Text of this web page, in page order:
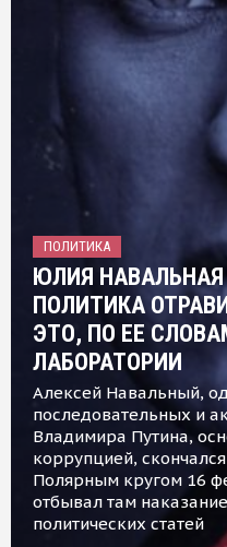
ПОЛИТИКА
ЮЛИЯ
ПОЛИТИКА
ЭТО, ПО ЕЕ
ЛАБОРАТОРИИ
Алексей Навальный,
последовательных и
Владимира Путина,
коррупцией,
Полярным кругом 16
отбывал там
политических статей